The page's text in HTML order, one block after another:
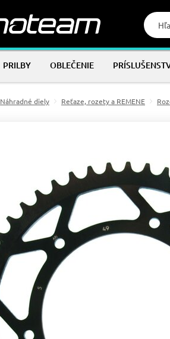
PRILBY OBLEČENIE
Náhradné diely Reťaze, rozety a REMENE